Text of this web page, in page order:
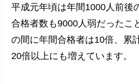
平成元年頃は年間1000人前後
合格者数も9000人弱だったこ
の間に年間合格者は10倍、累
20倍以上にも増えています。